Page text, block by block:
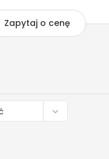
Zapytaj o cenę
